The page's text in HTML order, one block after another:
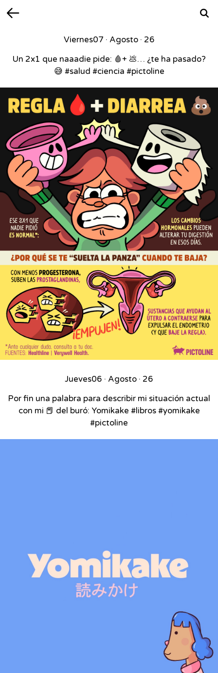
Viernes07 · Agosto · 26
Un 2x1 que naaadie pide: 🩸+ 💩… ¿te ha pasado?
😅 #salud #ciencia #pictoline
Jueves06 · Agosto · 26
Por fin una palabra para describir mi situación actual
con mi 📕 del buró: Yomikake #libros #yomikake
#pictoline